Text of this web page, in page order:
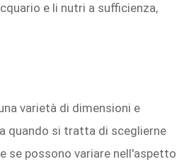
e li nutri a sufficienza,
varietà di dimensioni e
quando si tratta di sceglierne
se possono variare nell'aspetto